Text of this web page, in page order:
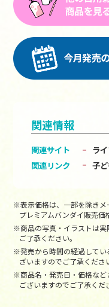
関連情報
関連サイト
ラ
関連リンク
子
※表示価格は、一部を除きメ
プレミアムバンダイ販売価
※商品の写真・イラストは実
ご了承ください。
※発売から時間の経過してい
ざいますのでご了承くださ
※商品名・発売日・価格など
ございますのでご了承くだ